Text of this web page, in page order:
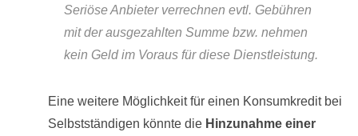
Seriöse Anbieter verrechnen evtl. Gebühren
mit der ausgezahlten Summe bzw. nehmen
kein Geld im Voraus für diese Dienstleistung.
Eine weitere Möglichkeit für einen Konsumkredit bei
Selbstständigen könnte die Hinzunahme einer